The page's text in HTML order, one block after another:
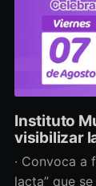
Instituto
visibilizar
· Convoca a
lacta” que se